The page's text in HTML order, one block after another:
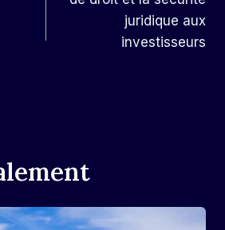
juridique aux
investisseurs